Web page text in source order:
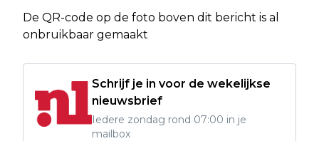
De QR-code op de foto boven dit bericht is al
onbruikbaar gemaakt
Schrijf je in voor de wekelijkse
nieuwsbrief
Iedere zondag rond 07:00 in je
mailbox